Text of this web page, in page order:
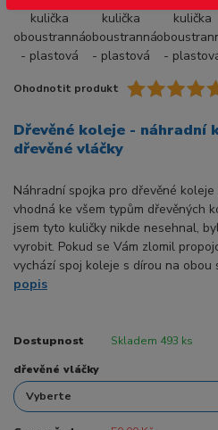
Ohodnotit produkt
Dřevěné koleje - náhradní
dřevěné vláčky
Náhradní spojka pro dřevěné
vhodná ke všem typům dřevěných
jsem tyto kuličky nikde nesehnal,
vyrobit. Pokud se Vám zlomil
vychází spoj koleje s dírou na obou
popis
Dostupnost Skladem 493 ks
dřevěné vláčky